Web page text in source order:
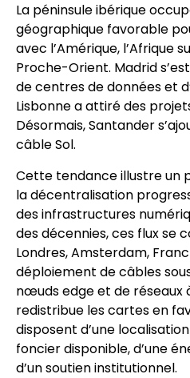
La péninsule ibérique
géographique favorable
avec l’Amérique, l’Afrique
Proche-Orient. Madrid
de centres de données et
Lisbonne a attiré des
Désormais, Santander
câble Sol.
Cette tendance illustre un
la décentralisation
des infrastructures
des décennies, ces flux se
Londres, Amsterdam,
déploiement de câbles
nœuds edge et de réseaux
redistribue les cartes en
disposent d’une
foncier disponible, d’une
d’un soutien institutionnel.